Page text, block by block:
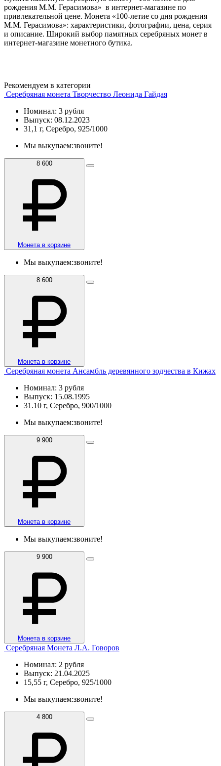
рождения М.М. Герасимова» в интернет-магазине по
привлекательной цене. Монета «100-летие со дня рождения
М.М. Герасимова»: характеристики, фотографии, цена, серия
и описание. Широкий выбор памятных серебряных монет в
интернет-магазине монетного бутика.
Рекомендуем в категории
Серебряная монета Творчество Леонида Гайдая
Номинал: 3 рубля
Выпуск: 08.12.2023
31,1 г, Серебро, 925/1000
Мы выкупаем:звоните!
8 600
Монета в корзине
Мы выкупаем:звоните!
8 600
Монета в корзине
Серебряная монета Ансамбль деревянного зодчества в Кижах
Номинал: 3 рубля
Выпуск: 15.08.1995
31.10 г, Серебро, 900/1000
Мы выкупаем:звоните!
9 900
Монета в корзине
Мы выкупаем:звоните!
9 900
Монета в корзине
Серебряная Монета Л.А. Говоров
Номинал: 2 рубля
Выпуск: 21.04.2025
15,55 г, Серебро, 925/1000
Мы выкупаем:звоните!
4 800